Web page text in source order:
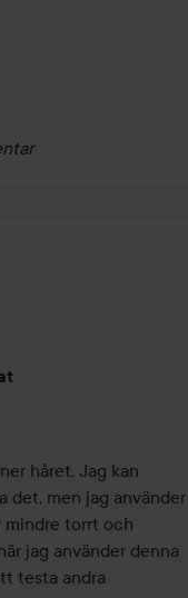
håret. Jag kan
det, men jag använder
mindre torrt och
jag använder denna
testa andra